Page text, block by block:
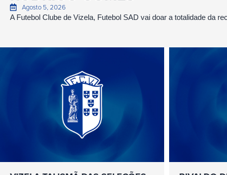
Agosto 5, 2026
A Futebol Clube de Vizela, Futebol SAD vai doar a totalidade da